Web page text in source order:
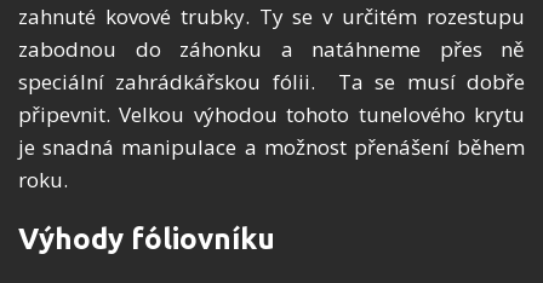
zahnuté kovové trubky. Ty se v určitém rozestupu
zabodnou do záhonku a natáhneme přes ně
speciální zahrádkářskou fólii. Ta se musí dobře
připevnit. Velkou výhodou tohoto tunelového krytu
je snadná manipulace a možnost přenášení během
roku.
Výhody fóliovníku